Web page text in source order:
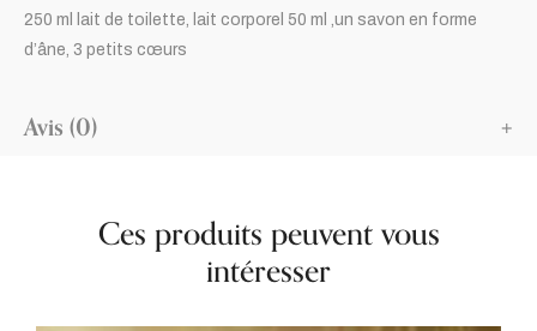
250 ml lait de toilette, lait corporel 50 ml ,un savon en forme
d’âne, 3 petits cœurs
Avis (0)
Ces produits peuvent vous
intéresser